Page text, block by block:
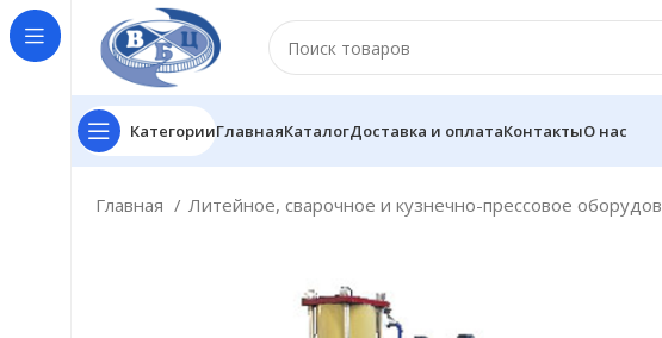
КатегорииГлавнаяКаталогДоставка и оплатаКонтактыО нас
Главная Литейное, сварочное и кузнечно-прессовое